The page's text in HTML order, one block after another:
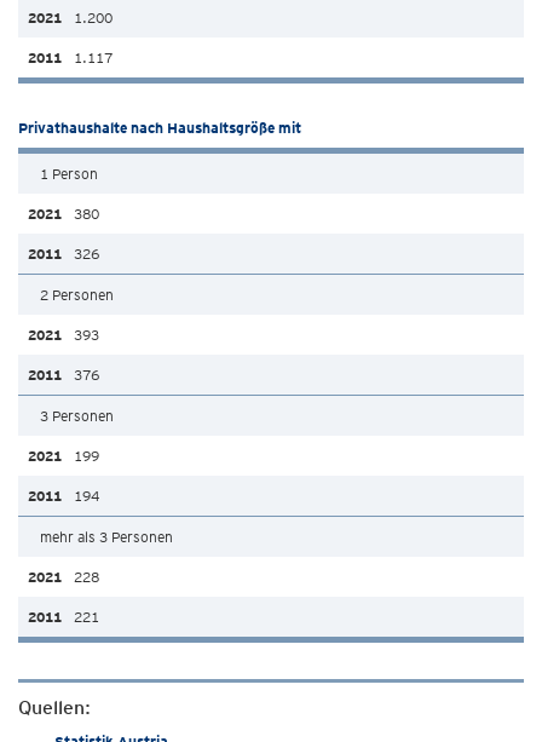
1.200
1.117
Privathaushalte nach Haushaltsgröße mit
1 Person
380
326
2 Personen
393
376
3 Personen
199
194
mehr als 3 Personen
228
221
Quellen: